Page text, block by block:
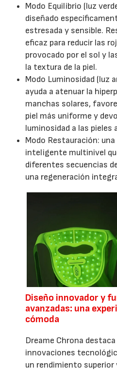
Modo Equilibrio (luz
diseñado
estresada y sensible.
eficaz para reducir las
provocado por el sol y
la textura de la piel.
Modo Luminosidad (luz
ayuda a atenuar la
manchas solares,
piel más uniforme y
luminosidad a las pieles
Modo Restauración:
inteligente multinivel
diferentes secuencias
una regeneración
Diseño innovador y
avanzadas: una
cómoda
Dreame Chrona
innovaciones
un rendimiento superior